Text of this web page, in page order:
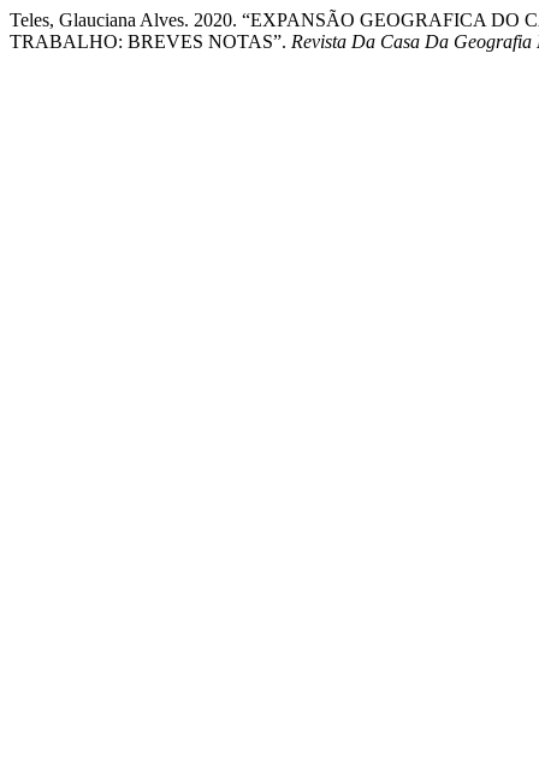
Teles, Glauciana Alves. 2020. “EXPANSÃO GEOGRAFICA
TRABALHO: BREVES NOTAS”. Revista Da Casa Da Geografia